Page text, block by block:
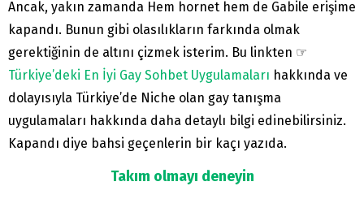
Ancak, yakın zamanda Hem hornet hem de Gabile erişime
kapandı. Bunun gibi olasılıkların farkında olmak
gerektiğinin de altını çizmek isterim. Bu linkten ☞
Türkiye’deki En İyi Gay Sohbet Uygulamaları hakkında ve
dolayısıyla Türkiye’de Niche olan gay tanışma
uygulamaları hakkında daha detaylı bilgi edinebilirsiniz.
Kapandı diye bahsi geçenlerin bir kaçı yazıda.
Takım olmayı deneyin